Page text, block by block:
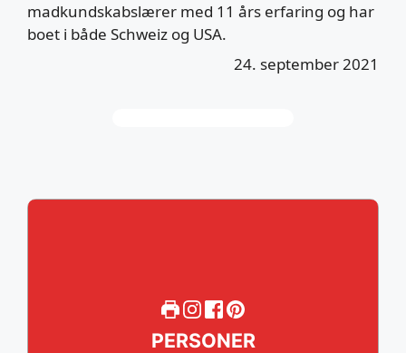
madkundskabslærer med 11 års erfaring og har
boet i både Schweiz og USA.
24. september 2021
PERSONER